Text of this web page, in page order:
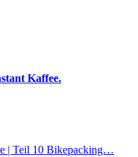
Kaffee.
| Teil 10 Bikepacking…